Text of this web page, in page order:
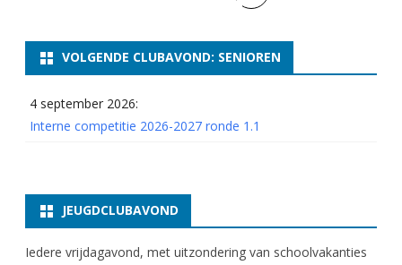
d
–
U
t
e
VOLGENDE CLUBAVOND: SENIOREN
4 september 2026:
Interne competitie 2026-2027 ronde 1.1
JEUGDCLUBAVOND
Iedere vrijdagavond, met uitzondering van schoolvakanties